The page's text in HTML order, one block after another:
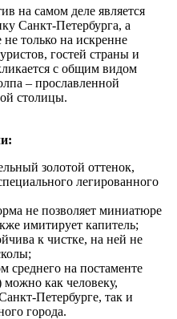
на самом деле является
Санкт-Петербурга, а
только на искренне
гостей страны и
с общим видом
– прославленной
столицы.
золотой оттенок,
легированного
не позволяет миниатюре
имитирует капитель;
к чистке, на ней не
среднего на постаменте
как человеку,
Петербурге, так и
города.